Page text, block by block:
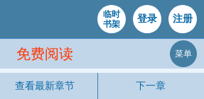
临时
书架
登录 注册
免费阅读 菜单
查看最新章节 下一章